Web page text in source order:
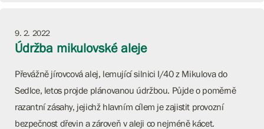
9. 2. 2022
Údržba mikulovské aleje
Převážně jírovcová alej, lemující silnici I/40 z Mikulova do
Sedlce, letos projde plánovanou údržbou. Půjde o poměrně
razantní zásahy, jejichž hlavním cílem je zajistit provozní
bezpečnost dřevin a zároveň v aleji co nejméně kácet.